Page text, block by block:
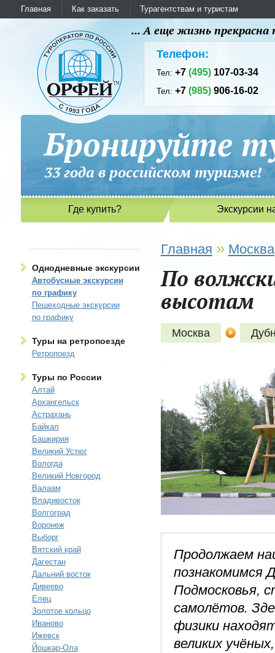
Главная Как заказать Турагентствам и туристам
... А еще жизнь
Телефон:
Тел:+7(495) 107-03-34
Тел:+7(985) 906-16-02
Бронируйте
33 года в российском
Где купить? Экскурсии
Однодневные экскурсии
Автобусные экскурсии
по графику
Пешеходные экскурсии
по графику
Туры на ретропоезде
Ретропоезд
Туры по России
Алтай
Архангельск
Астрахань
Байкал
Башкирия
Великий Устюг
Вологда
Великий Новгород
Валаам
Владивосток
Волгоград
Воронеж
Выборг
Вятский край
Дагестан
Дальний восток
Дивеево
Елец
Золотое кольцо
Иваново
Ижевск
Йошкар-Ола
Главная » Москва
По
высотам
Москва
Продолжаем
познакомимся
Подмосковья,
самолётов.
физики
великих